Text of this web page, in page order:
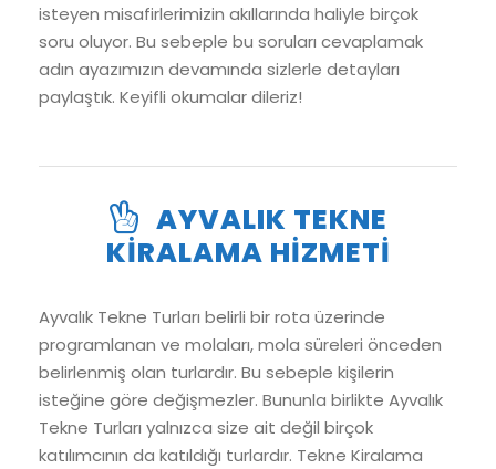
isteyen misafirlerimizin akıllarında haliyle birçok
soru oluyor. Bu sebeple bu soruları cevaplamak
adın ayazımızın devamında sizlerle detayları
paylaştık. Keyifli okumalar dileriz!
AYVALIK TEKNE
KIRALAMA HIZMETI
Ayvalık Tekne Turları belirli bir rota üzerinde
programlanan ve molaları, mola süreleri önceden
belirlenmiş olan turlardır. Bu sebeple kişilerin
isteğine göre değişmezler. Bununla birlikte Ayvalık
Tekne Turları yalnızca size ait değil birçok
katılımcının da katıldığı turlardır. Tekne Kiralama